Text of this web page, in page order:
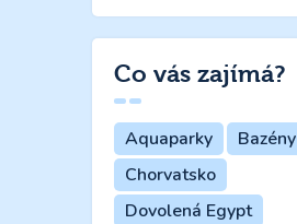
Co vás zajímá?
Aquaparky Bazény
Chorvatsko
Dovolená Egypt